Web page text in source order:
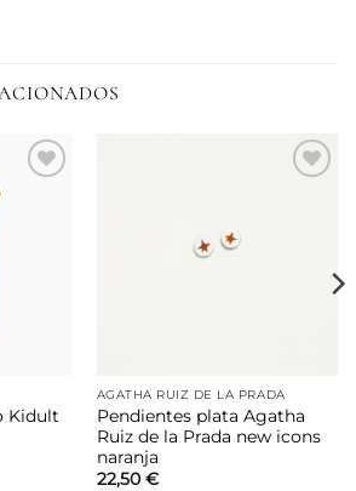
Kidult
AGATHA RUIZ DE LA PRADA
Pendientes plata Agatha
Ruiz de la Prada new icons
naranja
22,50 €